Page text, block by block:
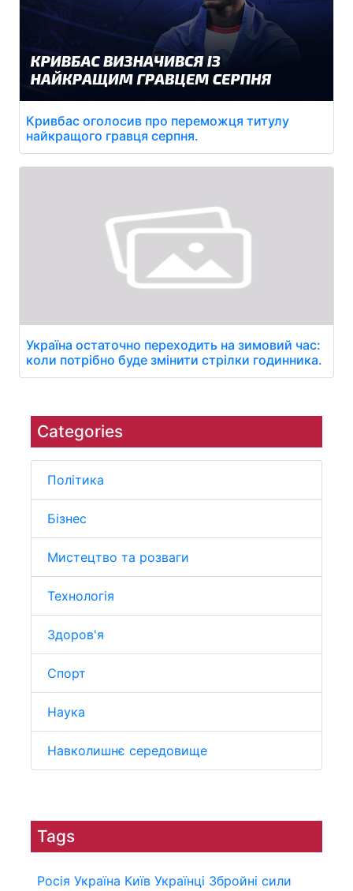
Categories
Політика
Бізнес
Мистецтво та розваги
Технологія
Здоров'я
Спорт
Наука
Навколишнє середовище
Tags
Росія Україна Київ Українці Збройні сили
Кривбас оголосив про переможця титулу
найкращого гравця серпня.
Україна остаточно переходить на зимовий час:
коли потрібно буде змінити стрілки годинника.